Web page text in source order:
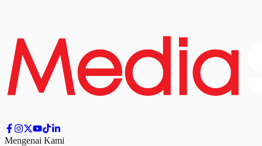
Mengenai Kami